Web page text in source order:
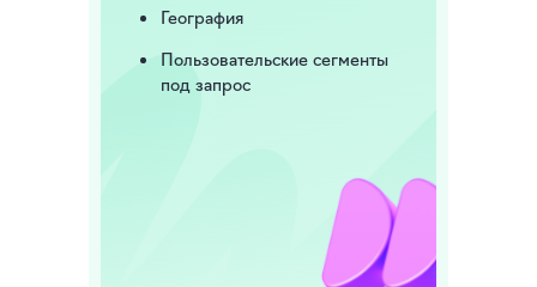
География
Пользовательские сегменты
под запрос